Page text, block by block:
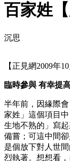
百家姓
沉思
【正見網2009年10
臨時參與 有幸提
半年前，因緣際
家姓」這個項目
生地不熟的」寫
備嘗；可這中間
是個放下對人世
烈執著。想想看